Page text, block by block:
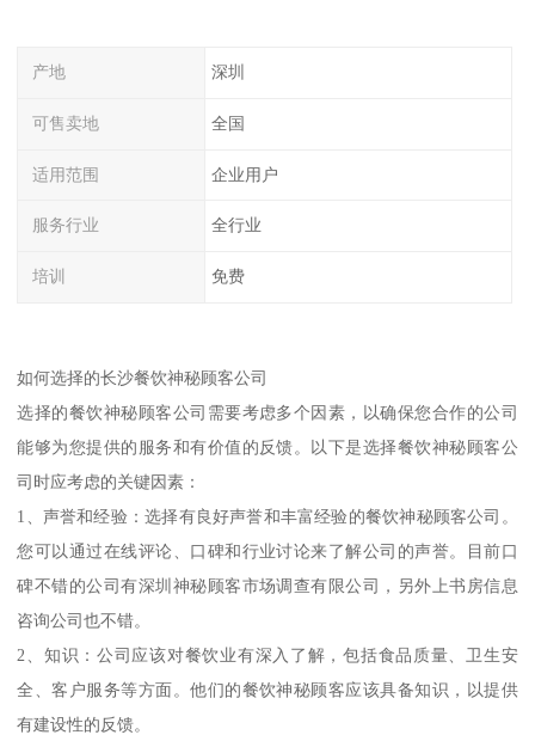
产地 深圳
可售卖地 全国
适用范围 企业用户
服务行业 全行业
培训 免费
如何选择的长沙餐饮神秘顾客公司
选择的餐饮神秘顾客公司需要考虑多个因素，以确保您合作的公司
能够为您提供的服务和有价值的反馈。以下是选择餐饮神秘顾客公
司时应考虑的关键因素：
1、声誉和经验：选择有良好声誉和丰富经验的餐饮神秘顾客公司。
您可以通过在线评论、口碑和行业讨论来了解公司的声誉。目前口
碑不错的公司有深圳神秘顾客市场调查有限公司，另外上书房信息
咨询公司也不错。
2、知识：公司应该对餐饮业有深入了解，包括食品质量、卫生安
全、客户服务等方面。他们的餐饮神秘顾客应该具备知识，以提供
有建设性的反馈。